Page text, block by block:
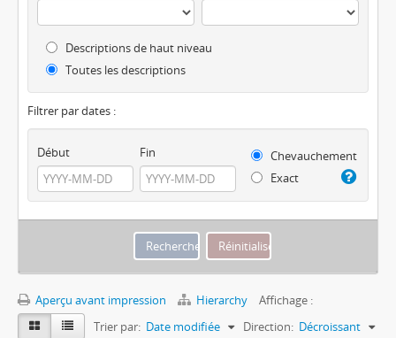
Descriptions de haut niveau
Toutes les descriptions
Filtrer par dates :
Début Fin
Chevauchement
Exact
Aperçu avant impression Hierarchy
Affichage :
Trier par: Date modifiée Direction: Décroissant